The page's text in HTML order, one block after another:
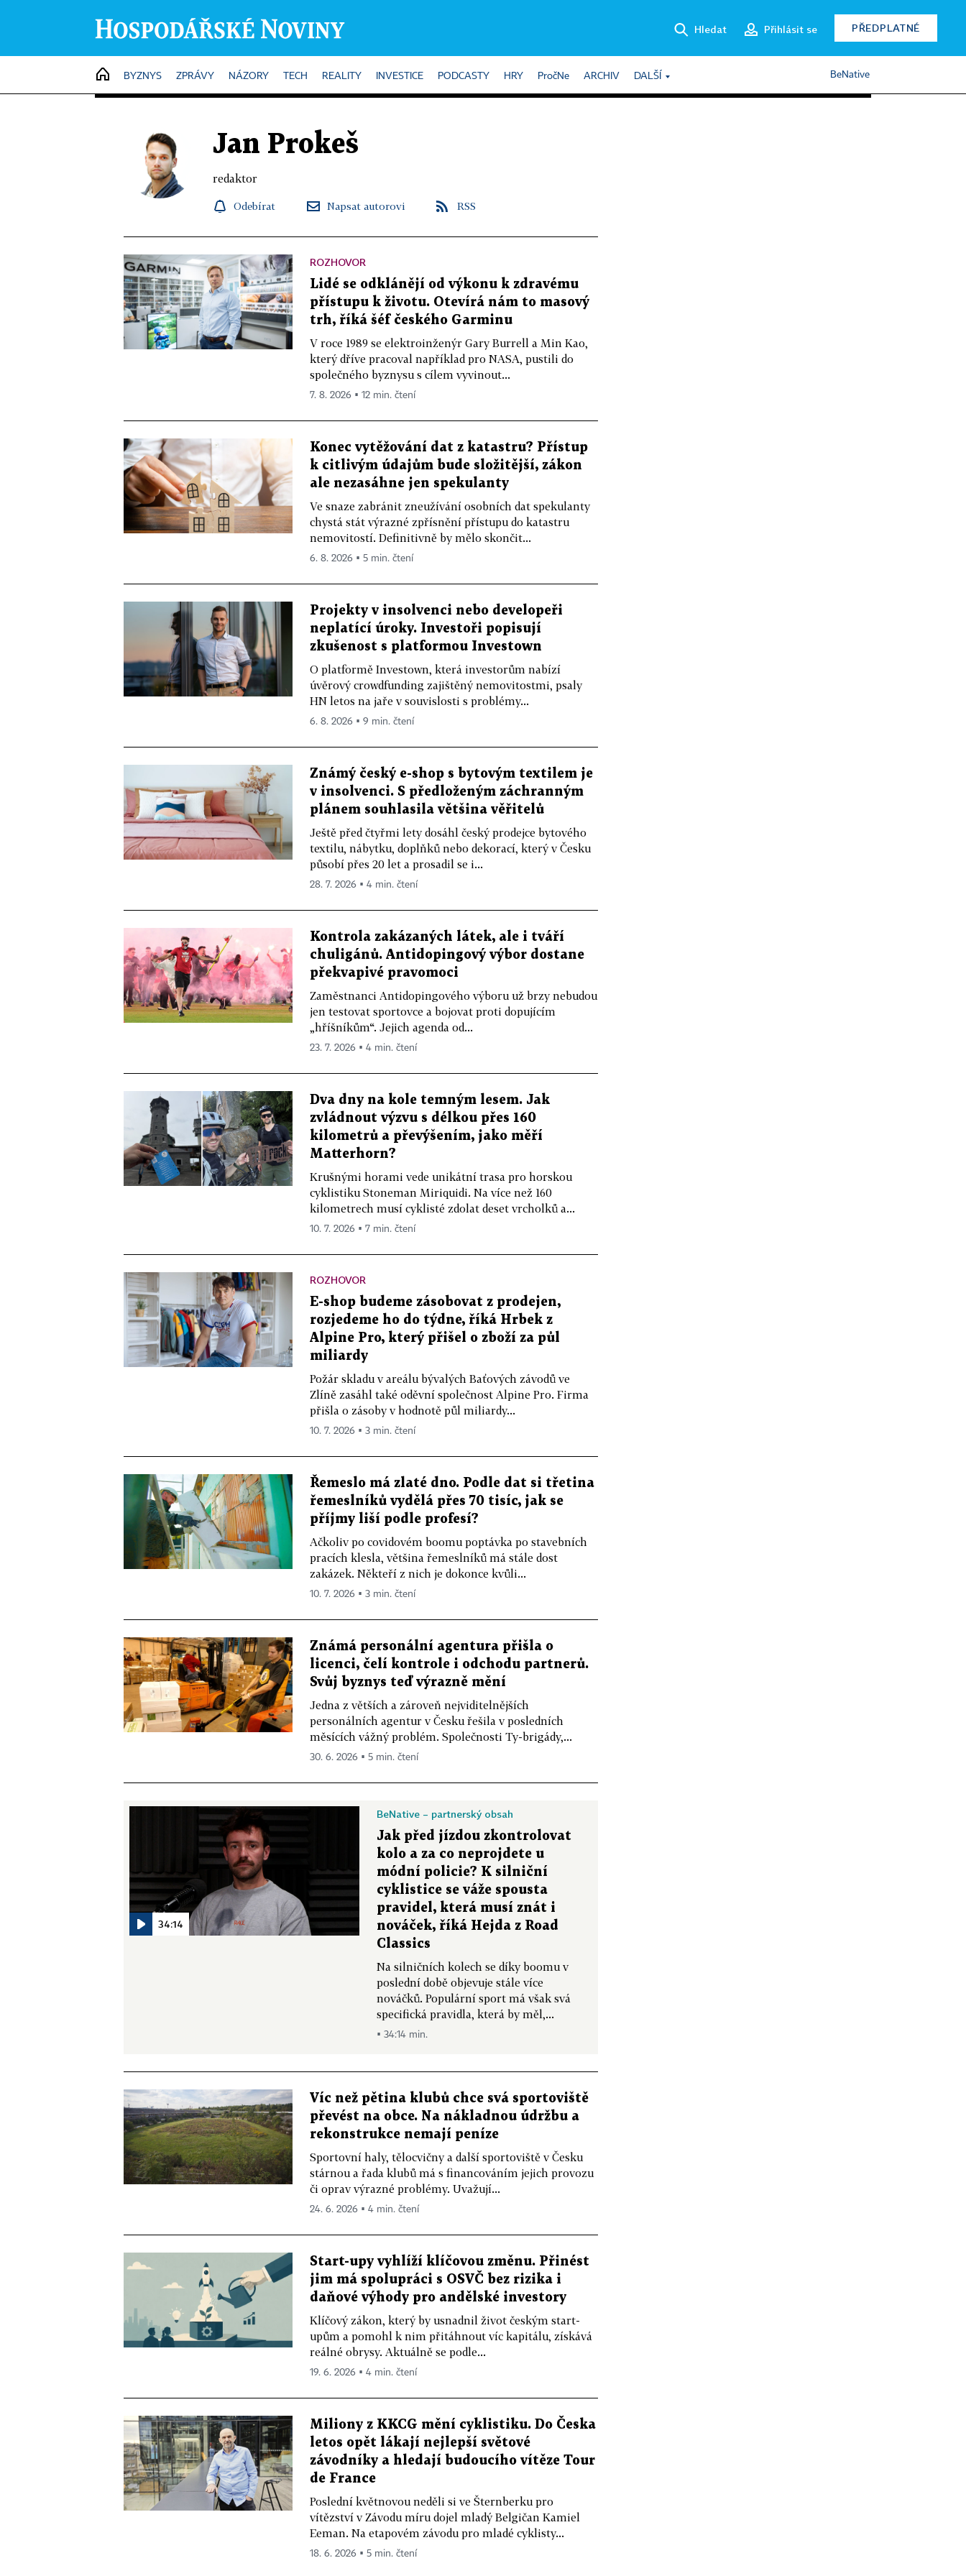
Hledat Přihlásit se PŘEDPLATNÉ
HOME
BYZNYS ZPRÁVY NÁZORY TECH REALITY INVESTICE PODCASTY HRY PročNe ARCHIV DALŠÍ BeNative
Jan Prokeš
redaktor
Odebírat Napsat autorovi RSS
ROZHOVOR
Lidé se odklánějí od výkonu k zdravému
přístupu k životu. Otevírá nám to masový
trh, říká šéf českého Garminu
V roce 1989 se elektroinženýr Gary Burrell a Min Kao,
který dříve pracoval například pro NASA, pustili do
společného byznysu s cílem vyvinout...
7. 8. 2026 ▪ 12 min. čtení
Konec vytěžování dat z katastru? Přístup
k citlivým údajům bude složitější, zákon
ale nezasáhne jen spekulanty
Ve snaze zabránit zneužívání osobních dat spekulanty
chystá stát výrazné zpřísnění přístupu do katastru
nemovitostí. Definitivně by mělo skončit...
6. 8. 2026 ▪ 5 min. čtení
Projekty v insolvenci nebo developeři
neplatící úroky. Investoři popisují
zkušenost s platformou Investown
O platformě Investown, která investorům nabízí
úvěrový crowdfunding zajištěný nemovitostmi, psaly
HN letos na jaře v souvislosti s problémy...
6. 8. 2026 ▪ 9 min. čtení
Známý český e-shop s bytovým textilem je
v insolvenci. S předloženým záchranným
plánem souhlasila většina věřitelů
Ještě před čtyřmi lety dosáhl český prodejce bytového
textilu, nábytku, doplňků nebo dekorací, který v Česku
působí přes 20 let a prosadil se i...
28. 7. 2026 ▪ 4 min. čtení
Kontrola zakázaných látek, ale i tváří
chuligánů. Antidopingový výbor dostane
překvapivé pravomoci
Zaměstnanci Antidopingového výboru už brzy nebudou
jen testovat sportovce a bojovat proti dopujícím
„hříšníkům“. Jejich agenda od...
23. 7. 2026 ▪ 4 min. čtení
Dva dny na kole temným lesem. Jak
zvládnout výzvu s délkou přes 160
kilometrů a převýšením, jako měří
Matterhorn?
Krušnými horami vede unikátní trasa pro horskou
cyklistiku Stoneman Miriquidi. Na více než 160
kilometrech musí cyklisté zdolat deset vrcholků a...
10. 7. 2026 ▪ 7 min. čtení
ROZHOVOR
E-shop budeme zásobovat z prodejen,
rozjedeme ho do týdne, říká Hrbek z
Alpine Pro, který přišel o zboží za půl
miliardy
Požár skladu v areálu bývalých Baťových závodů ve
Zlíně zasáhl také oděvní společnost Alpine Pro. Firma
přišla o zásoby v hodnotě půl miliardy...
10. 7. 2026 ▪ 3 min. čtení
Řemeslo má zlaté dno. Podle dat si třetina
řemeslníků vydělá přes 70 tisíc, jak se
příjmy liší podle profesí?
Ačkoliv po covidovém boomu poptávka po stavebních
pracích klesla, většina řemeslníků má stále dost
zakázek. Někteří z nich je dokonce kvůli...
10. 7. 2026 ▪ 3 min. čtení
Známá personální agentura přišla o
licenci, čelí kontrole i odchodu partnerů.
Svůj byznys teď výrazně mění
Jedna z větších a zároveň nejviditelnějších
personálních agentur v Česku řešila v posledních
měsících vážný problém. Společnosti Ty-brigády,...
30. 6. 2026 ▪ 5 min. čtení
34:14
BeNative – partnerský obsah
Jak před jízdou zkontrolovat
kolo a za co neprojdete u
módní policie? K silniční
cyklistice se váže spousta
pravidel, která musí znát i
nováček, říká Hejda z Road
Classics
Na silničních kolech se díky boomu v
poslední době objevuje stále více
nováčků. Populární sport má však svá
specifická pravidla, která by měl,...
▪ 34:14 min.
Víc než pětina klubů chce svá sportoviště
převést na obce. Na nákladnou údržbu a
rekonstrukce nemají peníze
Sportovní haly, tělocvičny a další sportoviště v Česku
stárnou a řada klubů má s financováním jejich provozu
či oprav výrazné problémy. Uvažují...
24. 6. 2026 ▪ 4 min. čtení
Start-upy vyhlíží klíčovou změnu. Přinést
jim má spolupráci s OSVČ bez rizika i
daňové výhody pro andělské investory
Klíčový zákon, který by usnadnil život českým start-
upům a pomohl k nim přitáhnout víc kapitálu, získává
reálné obrysy. Aktuálně se podle...
19. 6. 2026 ▪ 4 min. čtení
Miliony z KKCG mění cyklistiku. Do Česka
letos opět lákají nejlepší světové
závodníky a hledají budoucího vítěze Tour
de France
Poslední květnovou neděli si ve Šternberku pro
vítězství v Závodu míru dojel mladý Belgičan Kamiel
Eeman. Na etapovém závodu pro mladé cyklisty...
18. 6. 2026 ▪ 5 min. čtení